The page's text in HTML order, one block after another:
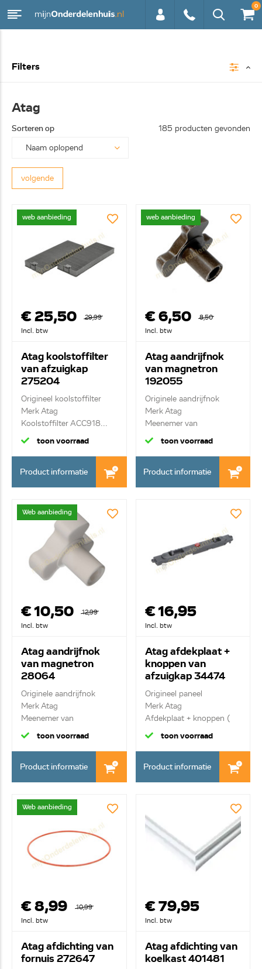
0
Filters
Atag
Sorteren op 185 producten gevonden
volgende
web aanbieding
€ 25,50
29,99
Incl. btw
Atag koolstoffilter
van afzuigkap
275204
Origineel koolstoffilter
Merk Atag
Koolstoffilter ACC918...
toon voorraad
Product informatie
web aanbieding
€ 6,50
8,50
Incl. btw
Atag aandrijfnok
van magnetron
192055
Originele aandrijfnok
Merk Atag
Meenemer van
draaiplate...
toon voorraad
Product informatie
Web aanbieding
€ 10,50
12,99
Incl. btw
Atag aandrijfnok
van magnetron
28064
Originele aandrijfnok
Merk Atag
Meenemer van
draaiplatea...
toon voorraad
Product informatie
€ 16,95
Incl. btw
Atag afdekplaat +
knoppen van
afzuigkap 34474
Origineel paneel
Merk Atag
Afdekplaat + knoppen (
schuif...
toon voorraad
Product informatie
Web aanbieding
€ 8,99
10,99
Incl. btw
Atag afdichting van
fornuis 272647
€ 79,95
Incl. btw
Atag afdichting van
koelkast 401481